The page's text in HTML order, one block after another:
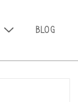
BLOG